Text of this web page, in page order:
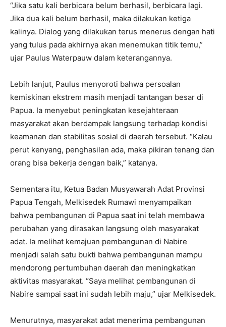
“Jika satu kali berbicara belum berhasil, berbicara lagi.
Jika dua kali belum berhasil, maka dilakukan ketiga
kalinya. Dialog yang dilakukan terus menerus dengan hati
yang tulus pada akhirnya akan menemukan titik temu,”
ujar Paulus Waterpauw dalam keterangannya.
Lebih lanjut, Paulus menyoroti bahwa persoalan
kemiskinan ekstrem masih menjadi tantangan besar di
Papua. Ia menyebut peningkatan kesejahteraan
masyarakat akan berdampak langsung terhadap kondisi
keamanan dan stabilitas sosial di daerah tersebut. “Kalau
perut kenyang, penghasilan ada, maka pikiran tenang dan
orang bisa bekerja dengan baik,” katanya.
Sementara itu, Ketua Badan Musyawarah Adat Provinsi
Papua Tengah, Melkisedek Rumawi menyampaikan
bahwa pembangunan di Papua saat ini telah membawa
perubahan yang dirasakan langsung oleh masyarakat
adat. Ia melihat kemajuan pembangunan di Nabire
menjadi salah satu bukti bahwa pembangunan mampu
mendorong pertumbuhan daerah dan meningkatkan
aktivitas masyarakat. “Saya melihat pembangunan di
Nabire sampai saat ini sudah lebih maju,” ujar Melkisedek.
Menurutnya, masyarakat adat menerima pembangunan